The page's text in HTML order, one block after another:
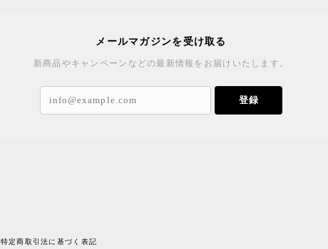
メールマガジンを受け取る
新商品やキャンペーンなどの最新情報をお届けいたします。
登録
特定商取引法に基づく表記